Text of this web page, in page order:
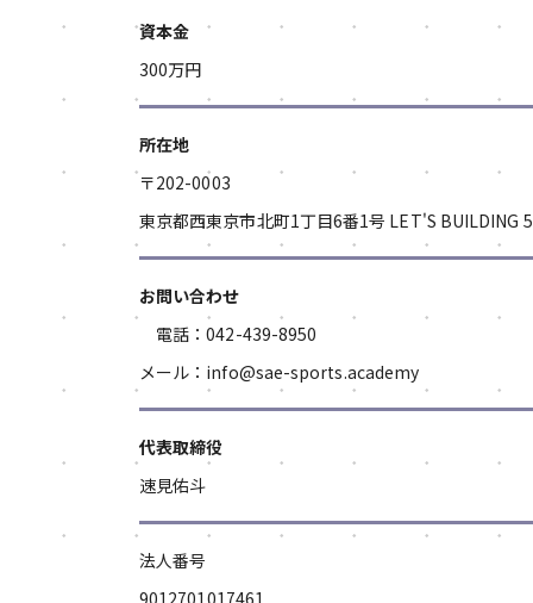
資本金
300万円
所在地
〒202-0003
東京都西東京市北町1丁目6番1号 LET'S BUILDING
お問い合わせ
電話：042-439-8950
メール：info@sae-sports.academy
代表取締役
速見佑斗
法人番号